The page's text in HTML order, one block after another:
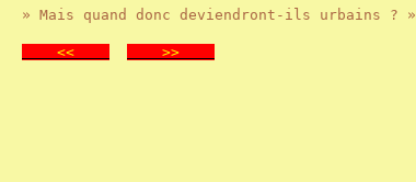
» Mais quand donc deviendront-ils urbains ? »
<< >>